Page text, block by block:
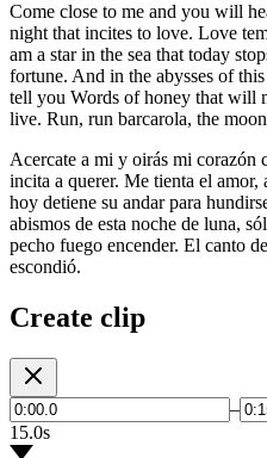
Come close to me and you will
night that incites to love. Love
am a star in the sea that today
fortune. And in the abysses of
tell you Words of honey that will
live. Run, run barcarola, the
Acercate a mi y oirás mi corazón
incita a querer. Me tienta el
hoy detiene su andar para
abismos de esta noche de luna,
pecho fuego encender. El canto
escondió.
Create clip
–
15.0s